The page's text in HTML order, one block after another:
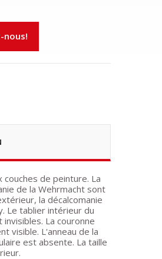
nous!
de peinture. La
de la Wehrmacht sont
la décalcomanie
Le tablier intérieur du
La couronne
visible. L'anneau de la
est absente. La taille